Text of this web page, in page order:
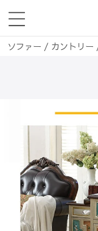
ソファー / カントリー